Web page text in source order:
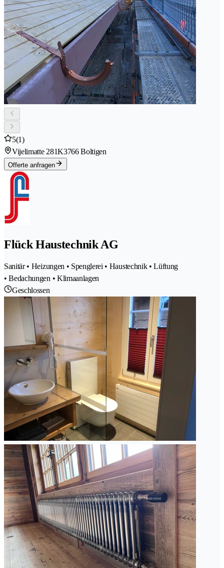
5(1)
Vijelimatte 281K3766 Boltigen
Offerte anfragen
Flück Haustechnik AG
Sanitär • Heizungen • Spenglerei • Haustechnik • Lüftung
• Bedachungen • Klimaanlagen
Geschlossen